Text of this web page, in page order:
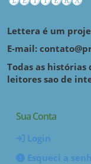
Lettera é um
E-mail:
Todas as histórias
leitores sao de
Sua Conta
Login
Esqueci a